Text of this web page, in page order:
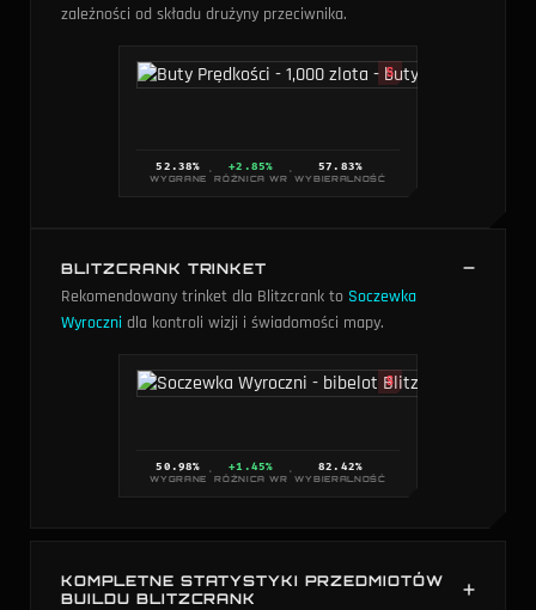
zależności od składu drużyny przeciwnika.
S
52.38%
WYGRANE · +2.85%
RÓŻNICA WR · 57.83%
WYBIERALNOŚĆ
BLITZCRANK TRINKET
Rekomendowany trinket dla Blitzcrank to Soczewka
Wyroczni dla kontroli wizji i świadomości mapy.
S
50.98%
WYGRANE · +1.45%
RÓŻNICA WR · 82.42%
WYBIERALNOŚĆ
KOMPLETNE STATYSTYKI PRZEDMIOTÓW
BUILDU BLITZCRANK